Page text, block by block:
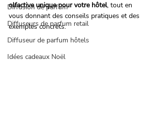
Diffusion de parfum
Diffuseurs de parfum retail
Diffuseur de parfum hôtels
Idées cadeaux Noël
olfactive unique pour votre hôtel, tout en
vous donnant des conseils pratiques et des
exemples concrets.